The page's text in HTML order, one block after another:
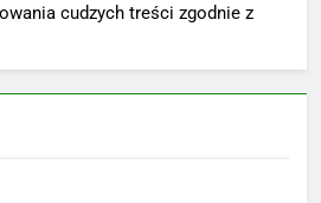
cudzych treści zgodnie z